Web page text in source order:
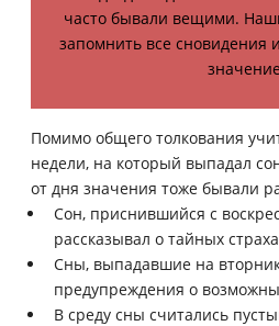
часто бывали вещими.
запомнить все сновидения
Помимо общего толкования
недели, на который выпадал
от дня значения тоже бывали
Сон, приснившийся с
рассказывал о тайных
Сны, выпадавшие на
предупреждения о
В среду сны считались